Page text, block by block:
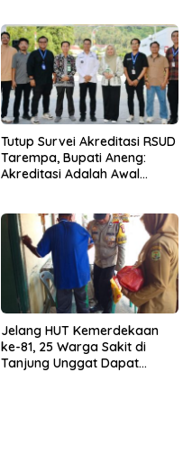
Tutup Survei Akreditasi RSUD
Tarempa, Bupati Aneng:
Akreditasi Adalah Awal
Jelang HUT Kemerdekaan
ke-81, 25 Warga Sakit di
Tanjung Unggat Dapat